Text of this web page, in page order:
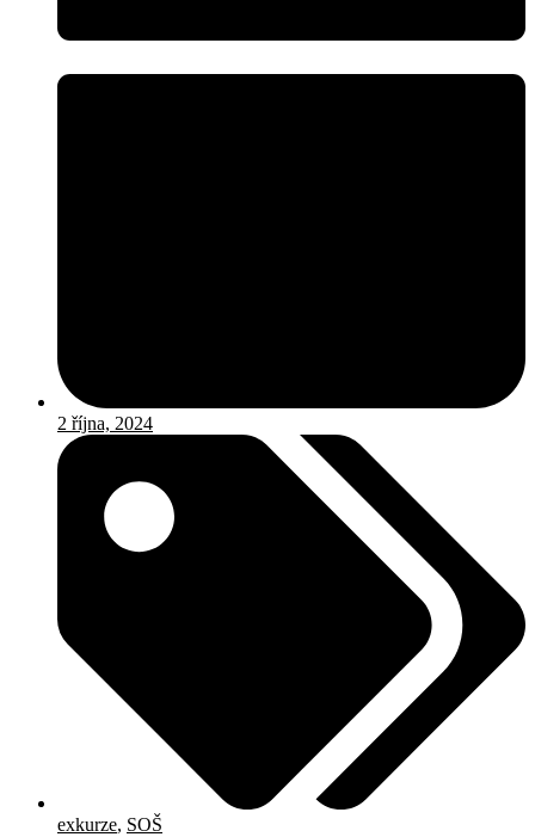
2 října, 2024
exkurze, SOŠ